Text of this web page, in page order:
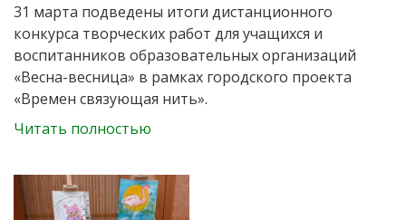
31 марта подведены итоги дистанционного
конкурса творческих работ для учащихся и
воспитанников образовательных организаций
«Весна-весница» в рамках городского проекта
«Времен связующая нить».
Читать полностью